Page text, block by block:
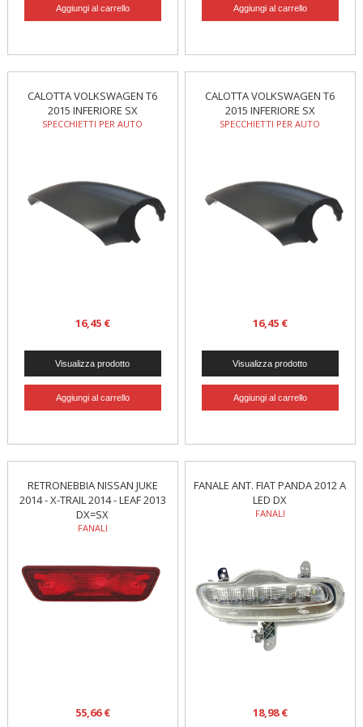
CALOTTA VOLKSWAGEN T6
2015 INFERIORE SX
SPECCHIETTI PER AUTO
16,45 €
CALOTTA VOLKSWAGEN T6
2015 INFERIORE SX
SPECCHIETTI PER AUTO
16,45 €
RETRONEBBIA NISSAN JUKE
2014 - X-TRAIL 2014 - LEAF 2013
DX=SX
FANALI
55,66 €
FANALE ANT. FIAT PANDA 2012 A
LED DX
FANALI
18,98 €